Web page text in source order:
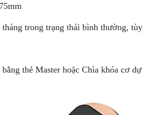
trong trạng thái bình thường,
thẻ Master hoặc Chìa khóa cơ